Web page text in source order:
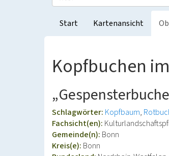
Start Kartenansicht
Kopfbuchen
Schlagwörter: Kopfbaum
Fachsicht(en):
Gemeinde(n): Bonn
Kreis(e): Bonn